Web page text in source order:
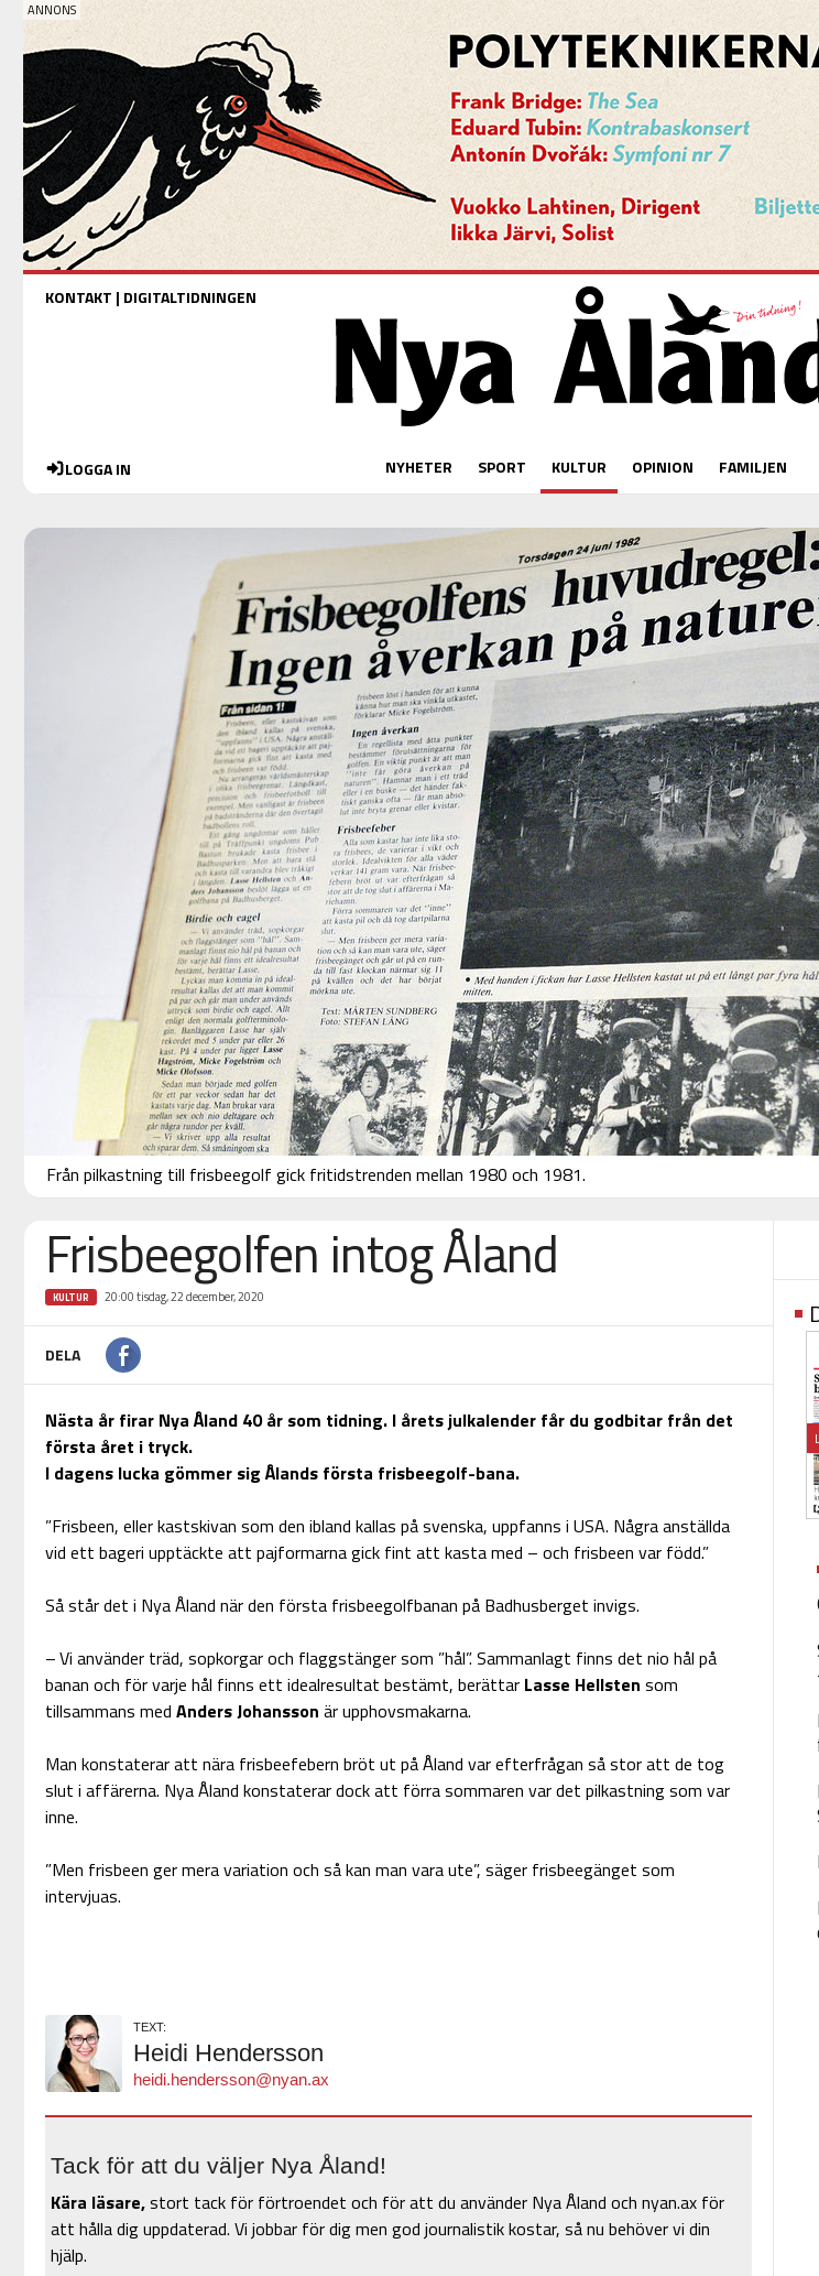
KONTAKT | DIGITALTIDNINGEN
LOGGA IN NYHETER SPORT KULTUR OPINION FAMILJEN
Från pilkastning till frisbeegolf gick fritidstrenden mellan 1980 och 1981.
Frisbeegolfen intog Åland
KULTUR 20:00 tisdag, 22 december, 2020
DELA
Nästa år firar Nya Åland 40 år som tidning. I årets julkalender får du godbitar från det
första året i tryck.
I dagens lucka gömmer sig Ålands första frisbeegolf-bana.
”Frisbeen, eller kastskivan som den ibland kallas på svenska, uppfanns i USA. Några anställda
vid ett bageri upptäckte att pajformarna gick fint att kasta med – och frisbeen var född.”
Så står det i Nya Åland när den första frisbeegolfbanan på Badhusberget invigs.
– Vi använder träd, sopkorgar och flaggstänger som ”hål”. Sammanlagt finns det nio hål på
banan och för varje hål finns ett idealresultat bestämt, berättar Lasse Hellsten som
tillsammans med Anders Johansson är upphovsmakarna.
Man konstaterar att nära frisbeefebern bröt ut på Åland var efterfrågan så stor att de tog
slut i affärerna. Nya Åland konstaterar dock att förra sommaren var det pilkastning som var
inne.
”Men frisbeen ger mera variation och så kan man vara ute”, säger frisbeegänget som
intervjuas.
TEXT:
Heidi Hendersson
heidi.hendersson@nyan.ax
Tack för att du väljer Nya Åland!
Kära läsare,stort tack för förtroendet och för att du använder Nya Åland och nyan.ax för
att hålla dig uppdaterad. Vi jobbar för dig men god journalistik kostar, så nu behöver vi din
hjälp.